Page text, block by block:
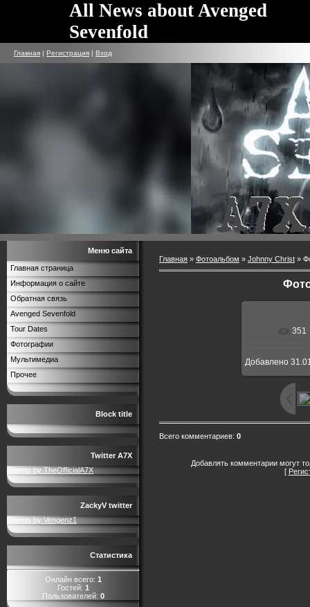
All News about Avenged
Sevenfold
Главная | Регистрация | Вход
Меню сайта
Главная страница
Информация о сайте
Обратная связь
Avenged Sevenfold
Tour Dates
Фотографии
Мультимедиа
Прочее
Block title
Twitter A7X
Tweets by TheOfficialA7X
ZackyV twitter
Tweets by Vengenz1
Статистика
Онлайн всего: 1
Гостей: 1
Пользователей: 0
Главная » Фотоальбом » Johnny Christ »
В 351
Добавлено
Всего комментариев: 0
Добавлять комментарии могут
[